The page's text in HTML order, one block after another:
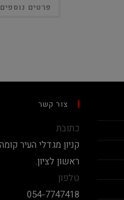
פרטים נוספים
צור קשר
כתובת
ראשון לציון.
טלפון
054-7747418